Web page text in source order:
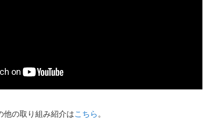
他の取り組み紹介はこちら。